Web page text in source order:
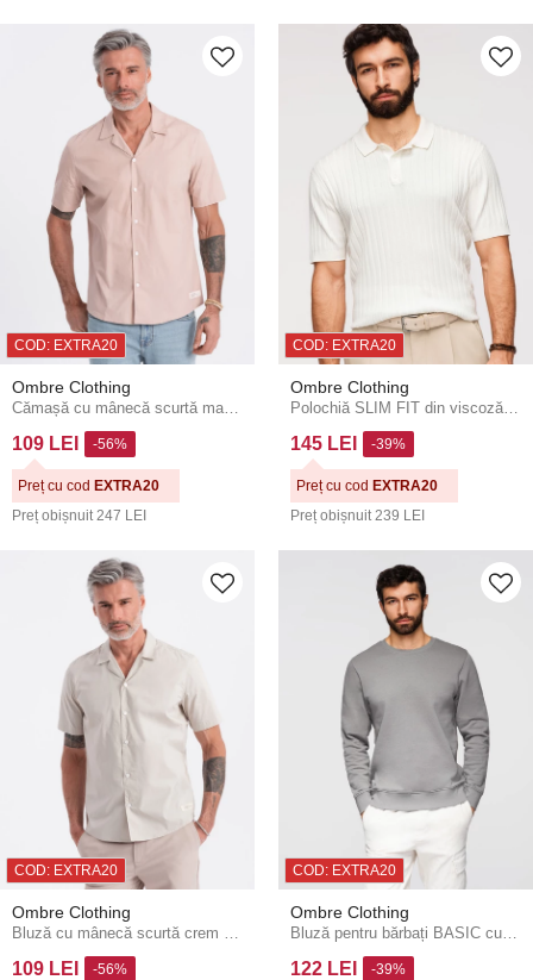
COD: EXTRA20
Ombre Clothing
109 LEI
Preț obișnuit 247 LEI
-56%
Preț cu cod EXTRA20
COD: EXTRA20
Ombre Clothing
145 LEI
Preț obișnuit 239 LEI
-39%
Preț cu cod EXTRA20
COD: EXTRA20
Ombre Clothing
Bluză cu mânecă scurtă crem pentru bărbați - Ombre Clothing
109 LEI -56%
COD: EXTRA20
Ombre Clothing
Bluză pentru bărbați BASIC cu gât rotund - gri Ombre Clothing
122 LEI -39%